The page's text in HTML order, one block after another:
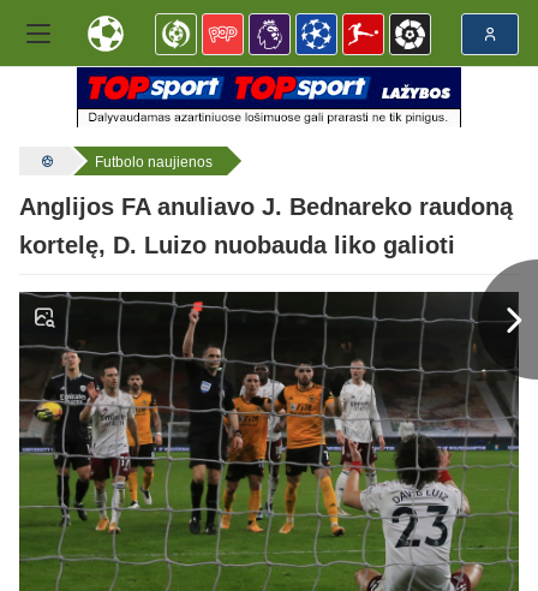
Futbolo naujienos
Anglijos FA anuliavo J. Bednareko raudoną
kortelę, D. Luizo nuobauda liko galioti